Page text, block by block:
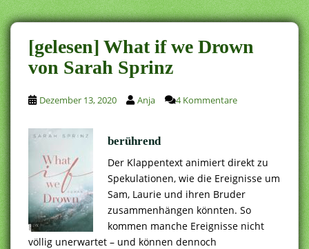
[gelesen] What if we Drown
von Sarah Sprinz
Dezember 13, 2020 Anja 4 Kommentare
berührend
Der Klappentext animiert direkt zu
Spekulationen, wie die Ereignisse um
Sam, Laurie und ihren Bruder
zusammenhängen könnten. So
kommen manche Ereignisse nicht
völlig unerwartet – und können dennoch